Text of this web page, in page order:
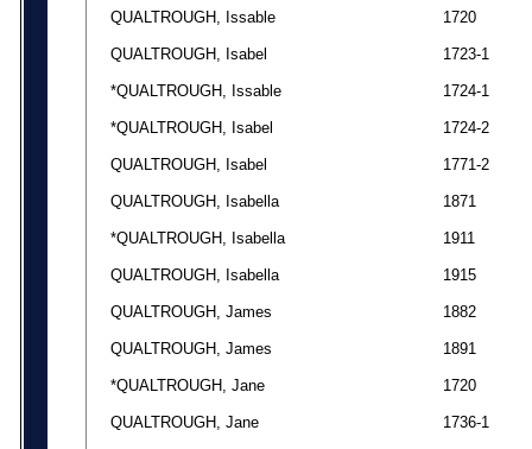
QUALTROUGH, Issable 1720
QUALTROUGH, Isabel 1723-1
*QUALTROUGH, Issable 1724-1
*QUALTROUGH, Isabel 1724-2
QUALTROUGH, Isabel 1771-2
QUALTROUGH, Isabella 1871
*QUALTROUGH, Isabella 1911
QUALTROUGH, Isabella 1915
QUALTROUGH, James 1882
QUALTROUGH, James 1891
*QUALTROUGH, Jane 1720
QUALTROUGH, Jane 1736-1